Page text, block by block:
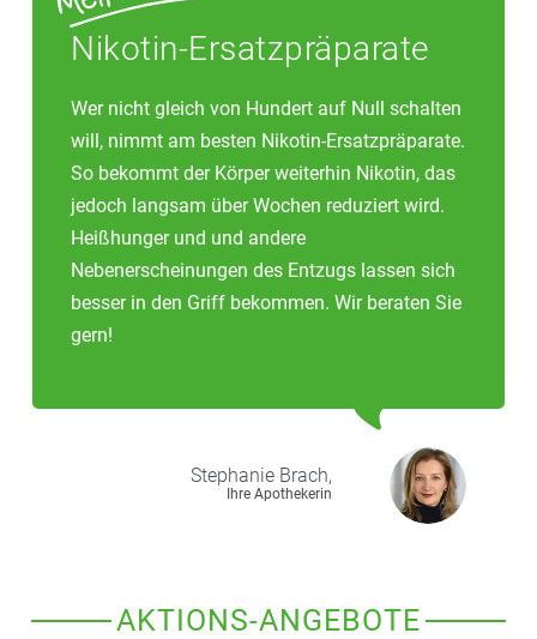
Nikotin-Ersatzpräparate
Wer nicht gleich von Hundert auf Null schalten
will, nimmt am besten Nikotin-Ersatzpräparate.
So bekommt der Körper weiterhin Nikotin, das
jedoch langsam über Wochen reduziert wird.
Heißhunger und und andere
Nebenerscheinungen des Entzugs lassen sich
besser in den Griff bekommen. Wir beraten Sie
gern!
Stephanie Brach,
Ihre Apothekerin
AKTIONS-ANGEBOTE